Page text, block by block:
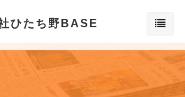
ひたち野BASE